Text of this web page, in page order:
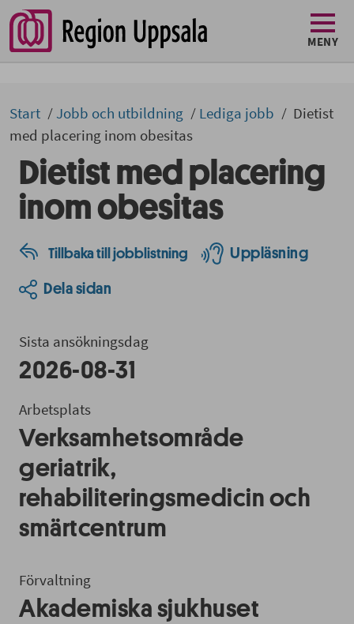
MENY
Start Jobb och utbildning Lediga jobb
Dietist
med placering inom obesitas
Dietist med placering
inom obesitas
Tillbaka till jobblistning Uppläsning
Dela sidan
Sista ansökningsdag
2026-08-31
Arbetsplats
Verksamhetsområde
geriatrik,
rehabiliteringsmedicin och
smärtcentrum
Förvaltning
Akademiska sjukhuset